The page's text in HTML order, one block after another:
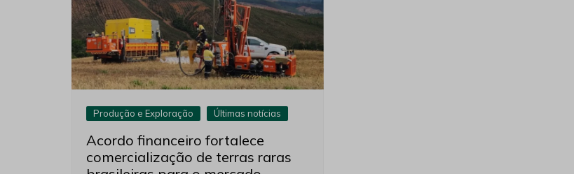
Produção e Exploração Últimas notícias
Acordo financeiro fortalece
comercialização de terras raras